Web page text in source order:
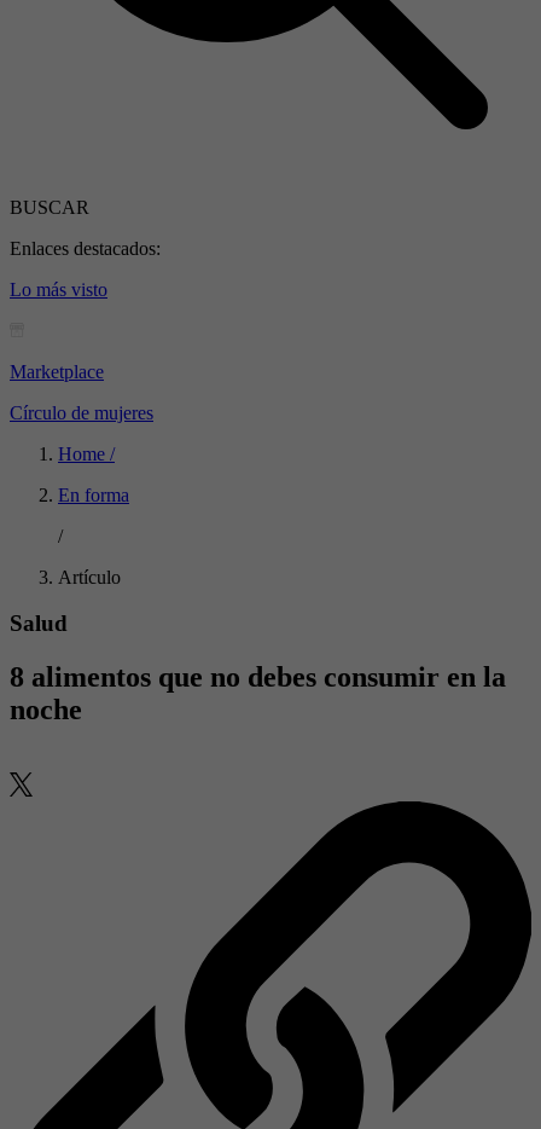
BUSCAR
Enlaces destacados:
Lo más visto
Marketplace
Círculo de mujeres
Home /
En forma
/
Artículo
Salud
8 alimentos que no debes consumir en la
noche